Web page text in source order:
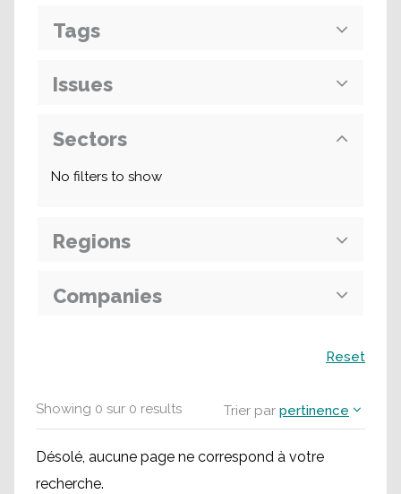
Showing 0 sur 0 results Trier par pertinence
Désolé, aucune page ne correspond à votre
recherche.
Tags
Issues
Sectors
No filters to show
Regions
Companies
Reset